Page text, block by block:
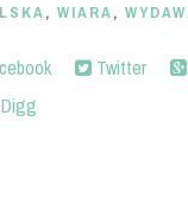
, WIARA,
Twitter
Digg